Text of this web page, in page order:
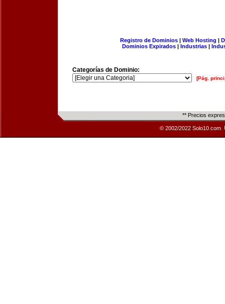
Registro de Dominios| Web Hosting |
Dominios Expirados | Industrias |
Categorías de Dominio:
[Pág.
** Precios
© 2002/2022 Solo10.com